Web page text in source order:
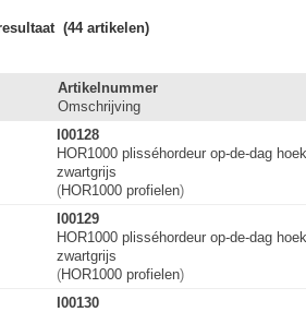
(44 artikelen)
Artikelnummer
Omschrijving
I00128
HOR1000 plisséhordeur op-de-dag
zwartgrijs
(HOR1000 profielen)
I00129
HOR1000 plisséhordeur op-de-dag
zwartgrijs
(HOR1000 profielen)
I00130